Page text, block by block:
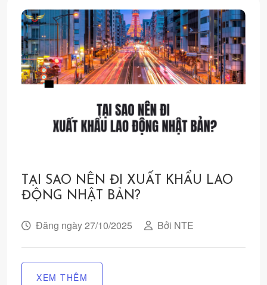
TẠI SAO NÊN ĐI XUẤT KHẨU LAO
ĐỘNG NHẬT BẢN?
Đăng ngày 27/10/2025 Bởi NTE
XEM THÊM